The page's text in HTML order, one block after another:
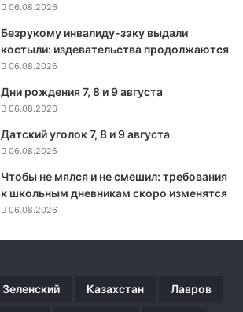
06.08.2026
Безрукому инвалиду-зэку выдали
костыли: издевательства продолжаются
06.08.2026
Дни рождения 7, 8 и 9 августа
06.08.2026
Датский уголок 7, 8 и 9 августа
06.08.2026
Чтобы не мялся и не смешил: требования
к школьным дневникам скоро изменятся
06.08.2026
Зеленский Казахстан Лавров